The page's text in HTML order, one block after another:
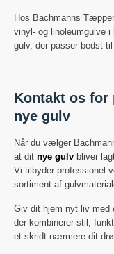
Hos Bachmanns
vinyl- og linoleumgulve
gulv, der passer bedst
Kontakt os
nye gulv
Når du vælger
at dit nye gulv bliver
Vi tilbyder professionel
sortiment af
Giv dit hjem nyt liv med
der kombinerer stil,
et skridt nærmere dit